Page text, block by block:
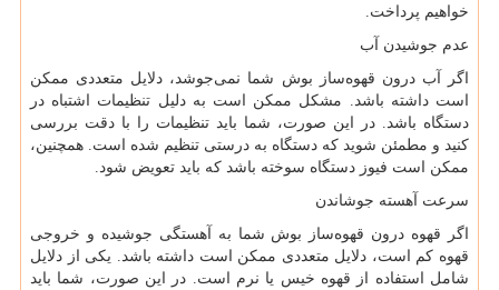
خواهیم پرداخت.
عدم جوشیدن آب
اگر آب درون قهوه‌ساز بوش شما نمی‌جوشد، دلایل متعددی ممکن
است داشته باشد. مشکل ممکن است به دلیل تنظیمات اشتباه در
دستگاه باشد. در این صورت، شما باید تنظیمات را با دقت بررسی
کنید و مطمئن شوید که دستگاه به درستی تنظیم شده است. همچنین،
ممکن است فیوز دستگاه سوخته باشد که باید تعویض شود.
سرعت آهسته جوشاندن
اگر قهوه درون قهوه‌ساز بوش شما به آهستگی جوشیده و خروجی
قهوه کم است، دلایل متعددی ممکن است داشته باشد. یکی از دلایل
شامل استفاده از قهوه خیس یا نرم است. در این صورت، شما باید